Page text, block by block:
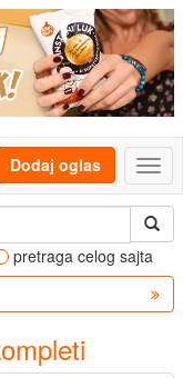
Dodaj oglas
pretraga celog sajta